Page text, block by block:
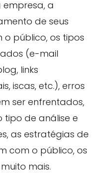
a
de seus
o público, os tipos
(e-mail
links
iscas, etc.), erros
ser enfrentados,
tipo de análise e
as estratégias de
com o público, os
mais.